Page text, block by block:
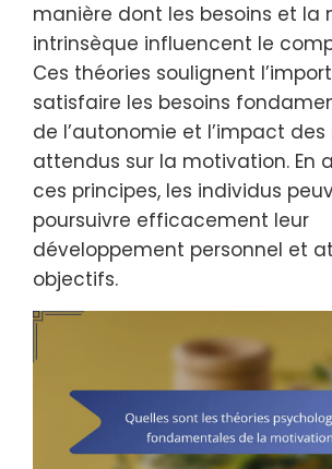
manière dont les besoins et la
intrinsèque influencent le
Ces théories soulignent
satisfaire les besoins
de l’autonomie et l’impact
attendus sur la motivation. En
ces principes, les individus
poursuivre efficacement leur
développement personnel et
objectifs.